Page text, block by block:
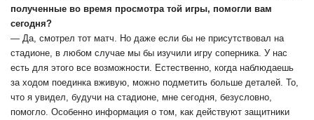
полученные во время просмотра той игры, помогли вам
сегодня?
— Да, смотрел тот матч. Но даже если бы не присутствовал на
стадионе, в любом случае мы бы изучили игру соперника. У нас
есть для этого все возможности. Естественно, когда наблюдаешь
за ходом поединка вживую, можно подметить больше деталей. То,
что я увидел, будучи на стадионе, мне сегодня, безусловно,
помогло. Особенно информация о том, как действуют защитники